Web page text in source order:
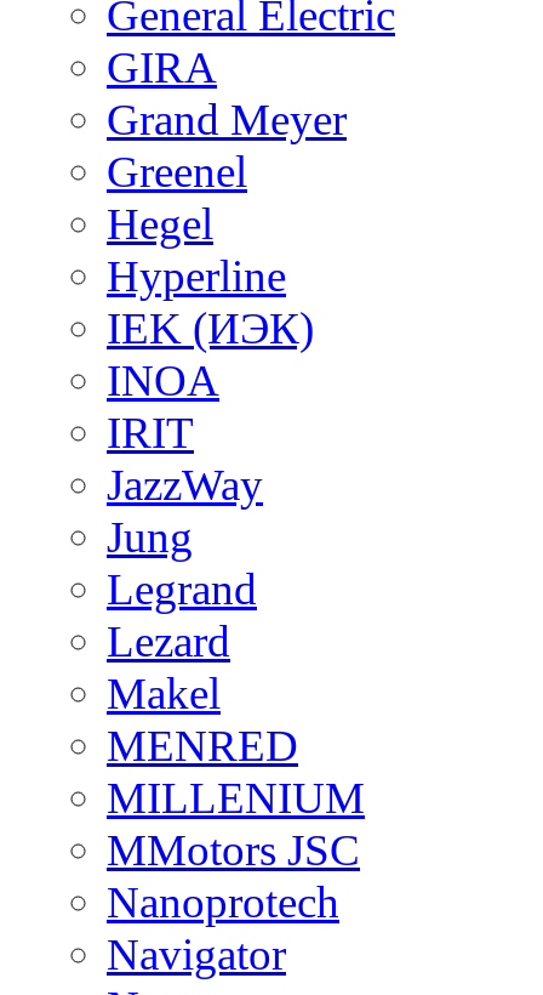
General Electric
GIRA
Grand Meyer
Greenel
Hegel
Hyperline
IEK (ИЭК)
INOA
IRIT
JazzWay
Jung
Legrand
Lezard
Makel
MENRED
MILLENIUM
MMotors JSC
Nanoprotech
Navigator